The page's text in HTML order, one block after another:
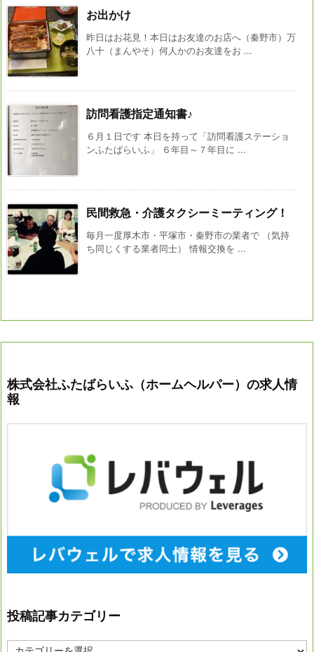
お出かけ
昨日はお花見！本日はお友達のお店へ（秦野市）万
八十（まんやそ）何人かのお友達をお ...
訪問看護指定通知書♪
６月１日です 本日を持って「訪問看護ステーショ
ンふたばらいふ」 ６年目～７年目に ...
民間救急・介護タクシーミーティング！
毎月一度厚木市・平塚市・秦野市の業者で （気持
ち同じくする業者同士） 情報交換を ...
株式会社ふたばらいふ（ホームヘルパー）の求人情
報
投稿記事カテゴリー